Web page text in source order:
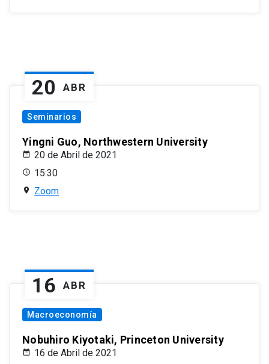
20 ABR
Seminarios
Yingni Guo, Northwestern University
20 de Abril de 2021
15:30
Zoom
16 ABR
Macroeconomía
Nobuhiro Kiyotaki, Princeton University
16 de Abril de 2021